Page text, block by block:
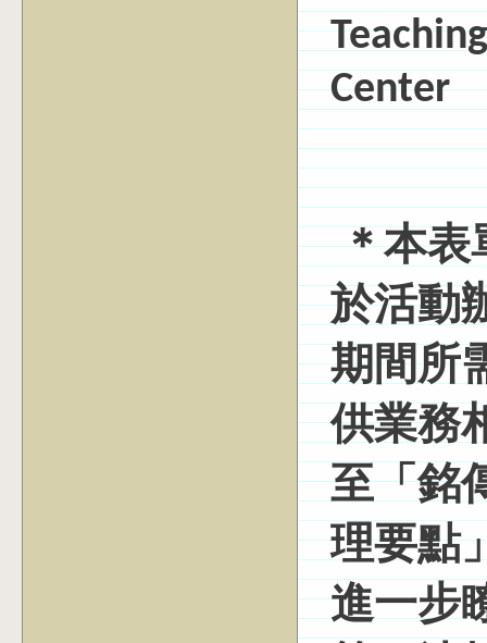
Center
＊本表
於活動
期間所
供業務
至「銘
理要點
進一步